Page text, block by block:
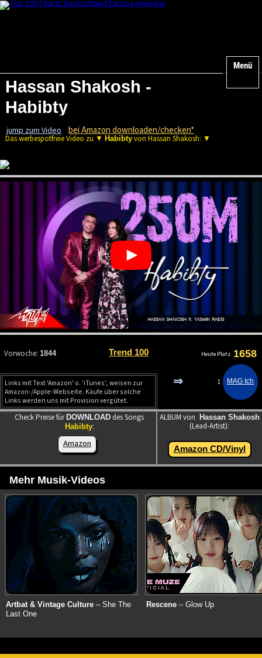
Menü
Hassan Shakosh -
Habibty
jump zum Video bei Amazon downloaden/checken*
Das werbespotfreie Video zu ▼ Habibtyvon Hassan Shakosh: ▼
Vorwoche: 1844 Trend 100 Heute Platz 1658
Links mit Text 'Amazon' o. 'iTunes', weisen zur
Amazon-/Apple-Webseite. Käufe über solche
Links werden uns mit Provision vergütet.
⇒ 1
Check Preise für DOWNLOAD des Songs
Habibty:
Amazon
ALBUM von Hassan Shakosh
(Lead-Artist):
Amazon CD/Vinyl
Mehr Musik-Videos
Artbat & Vintage Culture – She The
Last One
Rescene – Glow Up